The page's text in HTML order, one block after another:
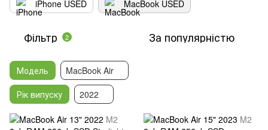
iPhone USED MacBook USED
Фільтр 2 За популярністю
Модель
MacBook Air
Рік випуску
2022